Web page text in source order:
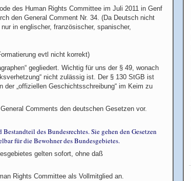
des Human Rights Committee im Juli 2011 in Genf
den General Comment Nr. 34. (Da Deutsch nicht
in englischer, französischer, spanischer,
evtl nicht korrekt)
gegliedert. Wichtig für uns der § 49, wonach
nicht zulässig ist. Der § 130 StGB ist
„offiziellen Geschichtsschreibung“ im Keim zu
Comments den deutschen Gesetzen vor.
des Bundesrechtes. Sie gehen den Gesetzen
für die Bewohner des Bundesgebietes.
gelten sofort, ohne daß
Rights Committee als Vollmitglied an.